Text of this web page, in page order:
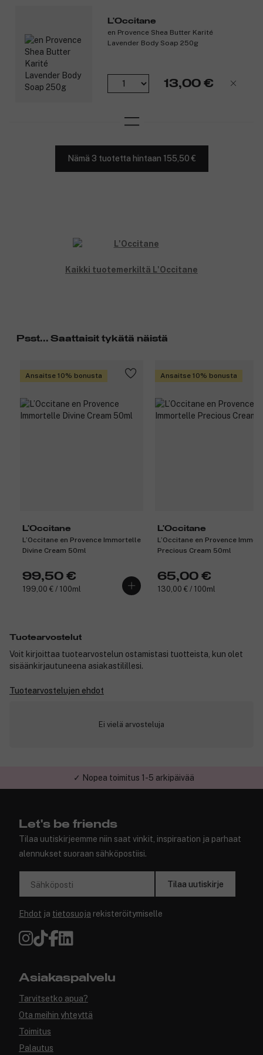
L'Occitane
en Provence Shea Butter Karité
Lavender Body Soap 250g
13,00 €
Nämä 3 tuotetta hintaan 155,50 €
Kaikki tuotemerkiltä L'Occitane
Psst... Saattaisit tykätä näistä
Ansaitse 10% bonusta
L'Occitane
L’Occitane en Provence Immortelle
Divine Cream 50ml
99,50 €
199,00 € / 100ml
Ansaitse 10% bonusta
L'Occitane
L’Occitane en Provence
Precious Cream 50ml
65,00 €
130,00 € / 100ml
Tuotearvostelut
Voit kirjoittaa tuotearvostelun ostamistasi tuotteista, kun olet
sisäänkirjautuneena asiakastilillesi.
Tuotearvostelujen ehdot
Ei vielä arvosteluja
✓ Nopea toimitus 1-5 arkipäivää
Let's be friends
Tilaa uutiskirjeemme niin saat vinkit, inspiraation ja parhaat
alennukset suoraan sähköpostiisi.
Sähköposti Tilaa uutiskirje
Ehdot ja tietosuoja rekisteröitymiselle
Asiakaspalvelu
Tarvitsetko apua?
Ota meihin yhteyttä
Toimitus
Palautus